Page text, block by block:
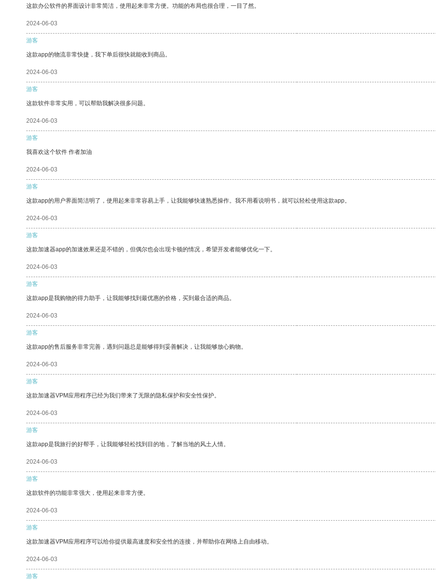
这款办公软件的界面设计非常简洁，使用起来非常方便。功能的布局也很合理，一目了然。
2024-06-03
游客
这款app的物流非常快捷，我下单后很快就能收到商品。
2024-06-03
游客
这款软件非常实用，可以帮助我解决很多问题。
2024-06-03
游客
我喜欢这个软件 作者加油
2024-06-03
游客
这款app的用户界面简洁明了，使用起来非常容易上手，让我能够快速熟悉操作。我不用看说明书，就可以轻松使用这款app。
2024-06-03
游客
这款加速器app的加速效果还是不错的，但偶尔也会出现卡顿的情况，希望开发者能够优化一下。
2024-06-03
游客
这款app是我购物的得力助手，让我能够找到最优惠的价格，买到最合适的商品。
2024-06-03
游客
这款app的售后服务非常完善，遇到问题总是能够得到妥善解决，让我能够放心购物。
2024-06-03
游客
这款加速器VPM应用程序已经为我们带来了无限的隐私保护和安全性保护。
2024-06-03
游客
这款app是我旅行的好帮手，让我能够轻松找到目的地，了解当地的风土人情。
2024-06-03
游客
这款软件的功能非常强大，使用起来非常方便。
2024-06-03
游客
这款加速器VPM应用程序可以给你提供最高速度和安全性的连接，并帮助你在网络上自由移动。
2024-06-03
游客